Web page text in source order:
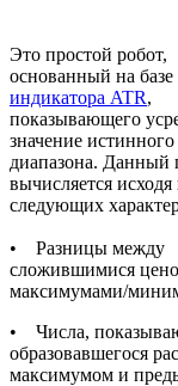
Это простой робот,
основанный на базе
индикатора ATR,
показывающего
значение
диапазона. Данный
вычисляется исходя
следующих
• Разницы между
сложившимися
максимумами/
• Числа,
образовавшегося
максимумом и